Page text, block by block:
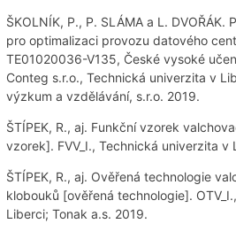
ŠKOLNÍK, P., P. SLÁMA a L.
pro optimalizaci provozu datového
TE01020036-V135, České vysoké
Conteg s.r.o., Technická univerzita v
výzkum a vzdělávání, s.r.o. 2019.
ŠTÍPEK, R., aj. Funkční vzorek
vzorek]. FVV_I., Technická univerzita v
ŠTÍPEK, R., aj. Ověřená technologie
klobouků [ověřená technologie].
Liberci; Tonak a.s. 2019.